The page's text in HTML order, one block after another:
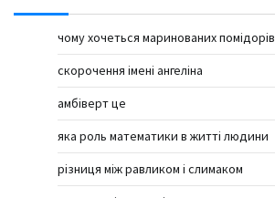
чому хочеться маринованих помідорів
скорочення імені ангеліна
амбіверт це
яка роль математики в житті людини
різниця між равликом і слимаком